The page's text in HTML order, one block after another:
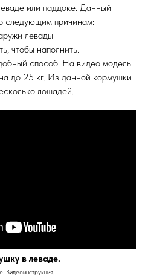
или паддоке. Данный
следующим причинам:
левады
чтобы наполнить.
способ. На видео модель
до 25 кг. Из данной кормушки
лошадей.
в леваде.
Видеоинструкция.